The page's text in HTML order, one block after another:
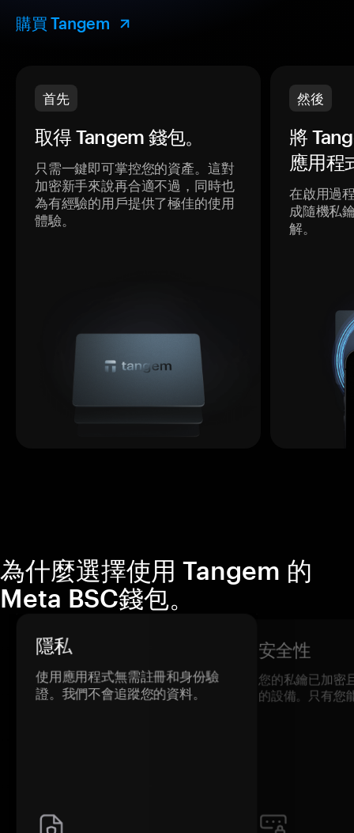
購買 Tangem
首先
取得 Tangem 錢包。
只需一鍵即可掌控您的資產。這對
加密新手來說再合適不過，同時也
為有經驗的用戶提供了極佳的使用
體驗。
然後
將
應用程
在啟用過
成隨機私
解。
為什麼選擇使用 Tangem 的
Meta BSC錢包。
隱私
使用應用程式無需註冊和身份驗
證。我們不會追蹤您的資料。
安全性
您的私鑰已加密
的設備。只有您